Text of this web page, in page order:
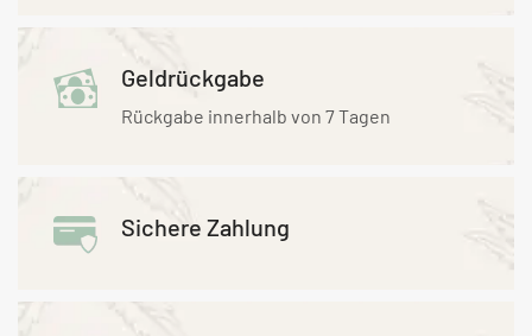
Geldrückgabe
Rückgabe innerhalb von 7 Tagen
Sichere Zahlung